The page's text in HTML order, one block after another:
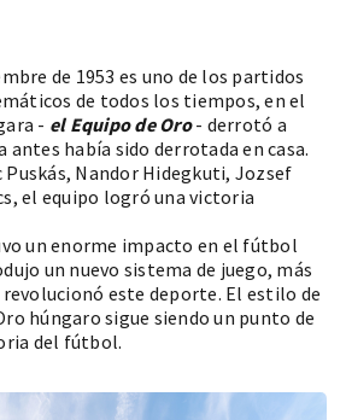
de 1953 es uno de los partidos
de todos los tiempos, en el
- el Equipo de Oro - derrotó a
antes había sido derrotada en casa.
Puskás, Nandor Hidegkuti, Jozsef
el equipo logró una victoria
un enorme impacto en el fútbol
un nuevo sistema de juego, más
este deporte. El estilo de
húngaro sigue siendo un punto de
del fútbol.